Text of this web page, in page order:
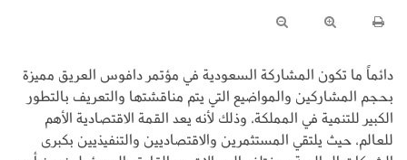
دائماً ما تكون المشاركة السعودية في مؤتمر دافوس العريق مميزة
بحجم المشاركين والمواضيع التي يتم مناقشتها والتعريف بالتطور
الكبير للتنمية في المملكة، وذلك لأنه يعد القمة الاقتصادية الأهم
للعالم، حيث يلتقي المستثمرين والاقتصاديين والتنفيذيين بكبرى